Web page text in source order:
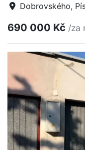
Dobrovského,
690 000 Kč /za